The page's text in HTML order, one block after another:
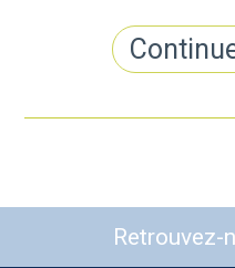
Retrouvez-